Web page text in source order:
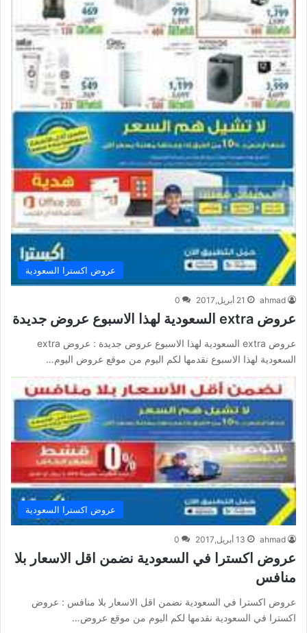
عروض اكسترا السعودية
ahmad 21 أبريل,2017 0
عروض extra السعودية لهذا الاسبوع عروض جديدة
عروض extra السعودية لهذا الاسبوع عروض جديدة : عروض extra
السعودية لهذا الاسبوع نقدمها لكم اليوم من موقع عروض اليوم…
عروض اكسترا السعودية
ahmad 13 أبريل,2017 0
عروض اكسترا في السعودية نضمن اقل الاسعار بلا
منافس
عروض اكسترا في السعودية نضمن اقل الاسعار بلا منافس : عروض
اكسترا في السعودية نقدمها لكم اليوم من موقع عروض…